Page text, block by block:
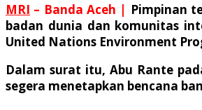
MRI – Banda Aceh | Pimpinan
badan dunia dan komunitas
United Nations Environment
Dalam surat itu, Abu Rante
segera menetapkan bencana